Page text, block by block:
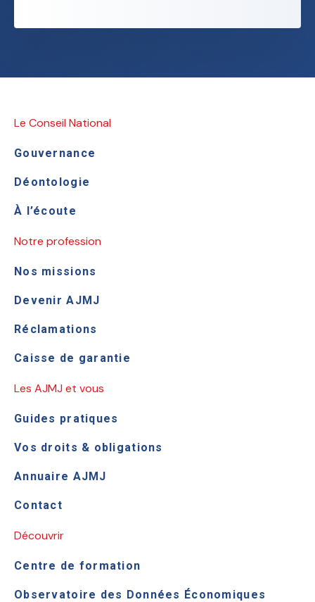
Le Conseil National
Gouvernance
Déontologie
À l’écoute
Notre profession
Nos missions
Devenir AJMJ
Réclamations
Caisse de garantie
Les AJMJ et vous
Guides pratiques
Vos droits & obligations
Annuaire AJMJ
Contact
Découvrir
Centre de formation
Observatoire des Données Économiques